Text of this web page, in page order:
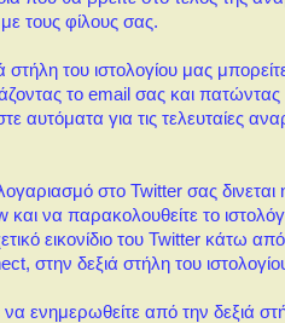
με τους φίλους σας.
στήλη του ιστολογίου μας
το email σας και
αυτόματα για τις τελευταίες
στο Twitter σας
και να παρακολουθείτε το
εικονίδιο του Twitter κάτω
στην δεξιά στήλη του
ενημερωθείτε από την δεξιά